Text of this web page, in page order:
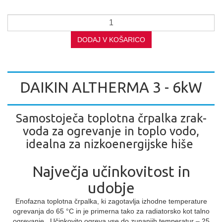
DODAJ V KOŠARICO
DAIKIN ALTHERMA 3 - 6kW
Samostoječa toplotna črpalka zrak-
voda za ogrevanje in toplo vodo,
idealna za nizkoenergijske hiše
Največja učinkovitost in
udobje
Enofazna toplotna črpalka, ki zagotavlja izhodne temperature
ogrevanja do 65 °C in je primerna tako za radiatorsko kot talno